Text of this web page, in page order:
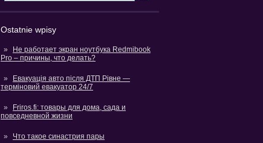
Ostatnie wpisy
Не работает экран ноутбука Redmibook
Pro – причины, что делать?
Евакуація авто після ДТП Рівне —
терміновий евакуатор 24/7
Friros.fi: товары для дома, сада и
повседневной жизни
Что такое синастрия пары